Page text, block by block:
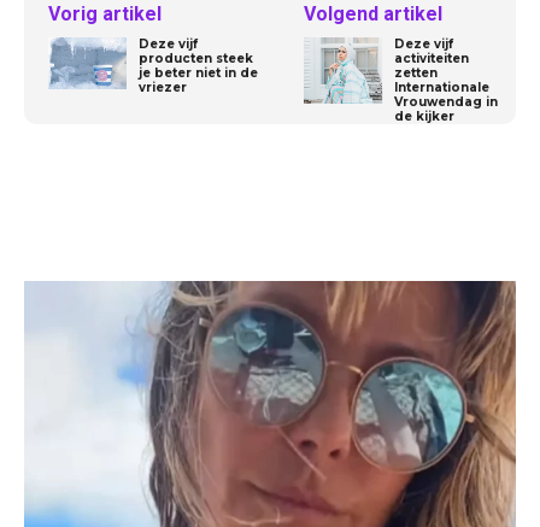
Vorig artikel
Deze vijf
producten steek
je beter niet in de
vriezer
Volgend artikel
Deze vijf
activiteiten
zetten
Internationale
Vrouwendag in
de kijker